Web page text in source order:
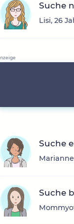
Suche
Lisi, 26
Suche
Suche